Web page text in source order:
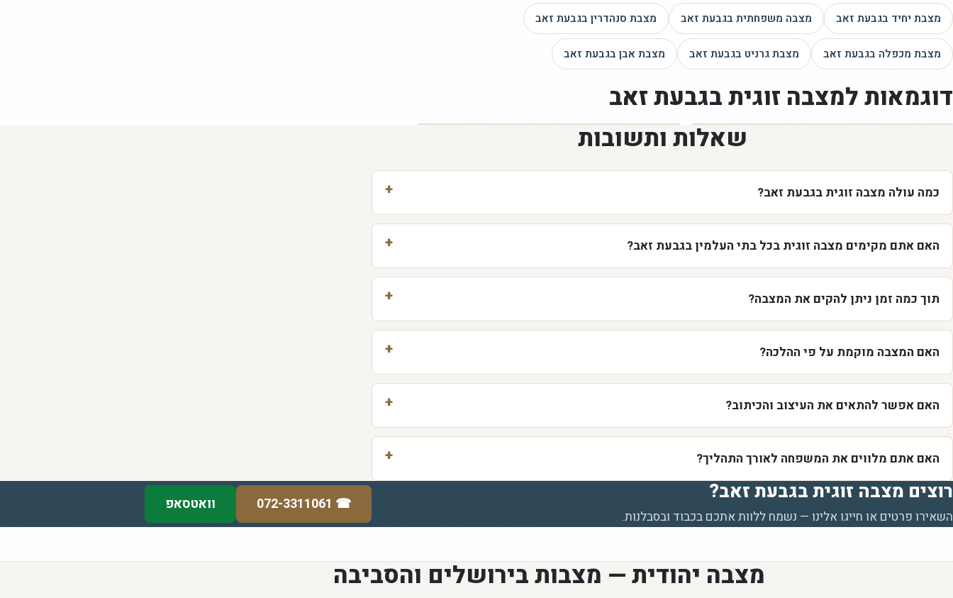
מצבת יחיד בגבעת זאב מצבה משפחתית בגבעת זאב מצבת סנהדרין בגבעת זאב
מצבת מכפלה בגבעת זאב מצבת גרניט בגבעת זאב מצבת אבן בגבעת זאב
דוגמאות למצבה זוגיתבגבעת זאב
שאלות ותשובות
כמה עולה מצבה זוגית בגבעת זאב?
האם אתם מקימים מצבה זוגית בכל בתי העלמין בגבעת זאב?
תוך כמה זמן ניתן להקים את המצבה?
האם המצבה מוקמת על פי ההלכה?
האם אפשר להתאים את העיצוב והכיתוב?
האם אתם מלווים את המשפחה לאורך התהליך?
רוצים מצבה זוגית בגבעת זאב?
השאירו פרטים או חייגו אלינו — נשמח ללוות אתכם בכבוד ובסבלנות.
☎
072-3311061 וואטסאפ
מצבה יהודית — מצבות בירושלים והסביבה